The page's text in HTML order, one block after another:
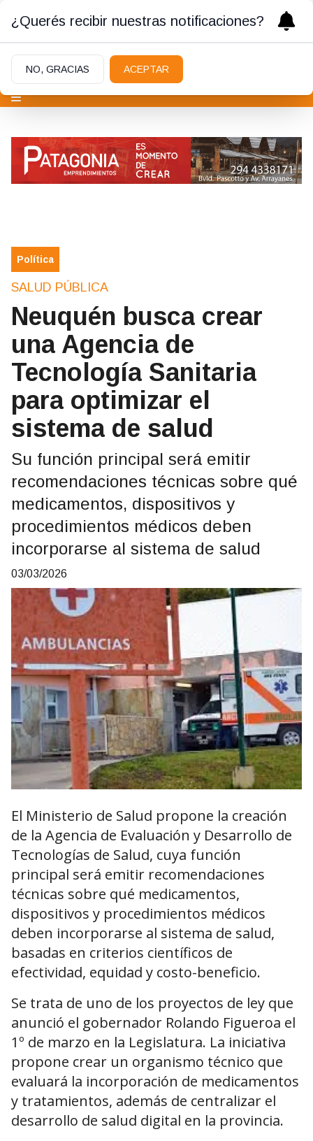
Política
SALUD PÚBLICA
Neuquén busca crear
una Agencia de
Tecnología Sanitaria
para optimizar el
sistema de salud
Su función principal será emitir
recomendaciones técnicas sobre qué
medicamentos, dispositivos y
procedimientos médicos deben
incorporarse al sistema de salud
03/03/2026
El Ministerio de Salud propone la creación
de la Agencia de Evaluación y Desarrollo de
Tecnologías de Salud, cuya función
principal será emitir recomendaciones
técnicas sobre qué medicamentos,
dispositivos y procedimientos médicos
deben incorporarse al sistema de salud,
basadas en criterios científicos de
efectividad, equidad y costo-beneficio.
Se trata de uno de los proyectos de ley que
anunció el gobernador Rolando Figueroa el
1º de marzo en la Legislatura. La iniciativa
propone crear un organismo técnico que
evaluará la incorporación de medicamentos
y tratamientos, además de centralizar el
desarrollo de salud digital en la provincia.
¿Querés recibir nuestras notificaciones?
NO, GRACIAS ACEPTAR